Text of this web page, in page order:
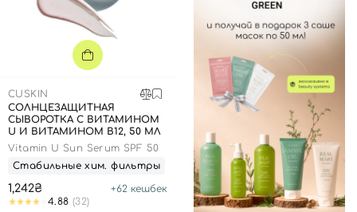
CUSKIN
СОЛНЦЕЗАЩИТНАЯ
СЫВОРОТКА С ВИТАМИНОМ
U И ВИТАМИНОМ В12, 50 МЛ
Vitamin U Sun Serum SPF 50
Стабильные хим. фильтры
1,242₴ +62 кешбек
4.88 (32)
Отправляя форму для авторизации/регистрации, вы
принимаете условия
Пользовательские соглашения
Войти с помощью e-mail